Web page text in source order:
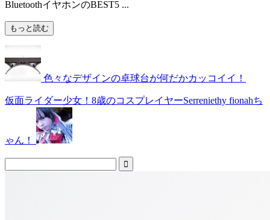
BluetoothイヤホンのBEST5 ...
もっと読む
色々なデザインの卓球台が何だかカッコイイ！
仮面ライダー少女！8歳のコスプレイヤーSerreniethy fionahち
ゃん！